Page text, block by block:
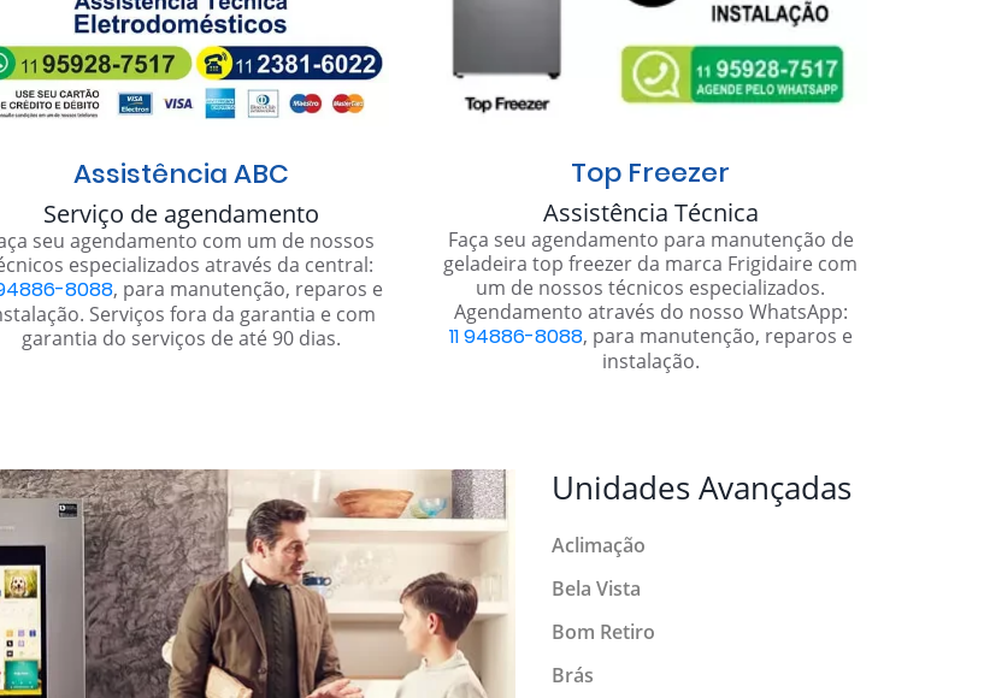
Assistência ABC
Serviço de agendamento
seu agendamento com um de nossos
especializados através da central:
94886-8088, para manutenção, reparos e
Serviços fora da garantia e com
garantia do serviços de até 90 dias.
Top Freezer
Assistência Técnica
Faça seu agendamento para manutenção de
geladeira top freezer da marca Frigidaire com
um de nossos técnicos especializados.
Agendamento através do nosso WhatsApp:
11 94886-8088, para manutenção, reparos e
instalação.
Unidades Avançadas
Aclimação
Bela Vista
Bom Retiro
Brás